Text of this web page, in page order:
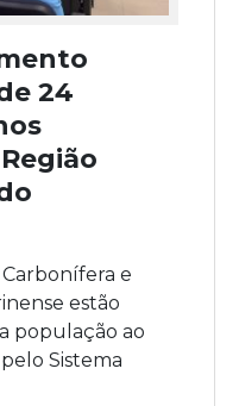
24
e
estão
população ao
Sistema